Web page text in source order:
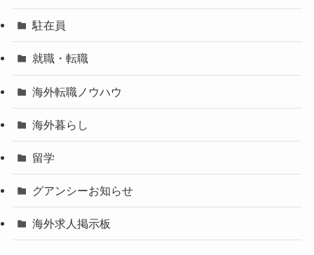
駐在員
就職・転職
海外転職ノウハウ
海外暮らし
留学
グアンシーお知らせ
海外求人掲示板